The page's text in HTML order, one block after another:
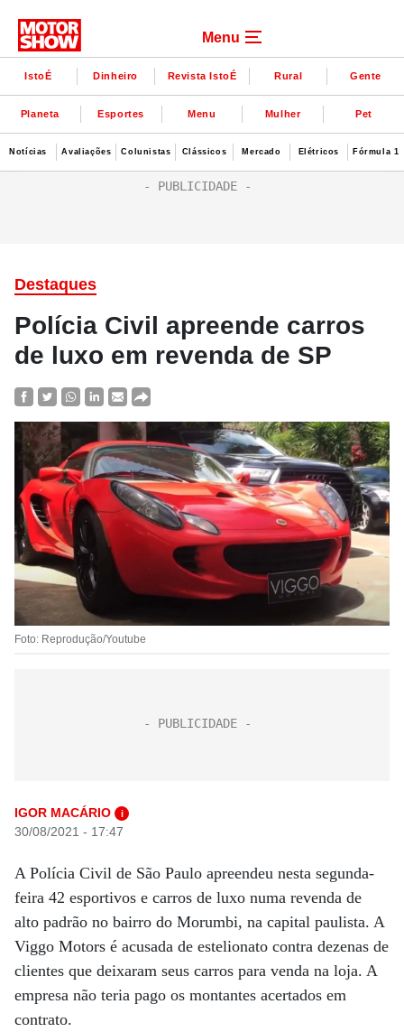
Menu
IstoÉ Dinheiro Revista IstoÉ Rural Gente
Planeta Esportes Menu Mulher Pet
Notícias Avaliações Colunistas Clássicos Mercado Elétricos Fórmula 1
Destaques
Polícia Civil apreende carros
de luxo em revenda de SP
Foto: Reprodução/Youtube
IGOR MACÁRIO i
30/08/2021 - 17:47
A Polícia Civil de São Paulo apreendeu nesta segunda-
feira 42 esportivos e carros de luxo numa revenda de
alto padrão no bairro do Morumbi, na capital paulista. A
Viggo Motors é acusada de estelionato contra dezenas de
clientes que deixaram seus carros para venda na loja. A
empresa não teria pago os montantes acertados em
contrato.